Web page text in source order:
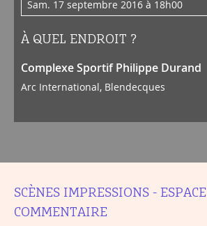
sam. 17 septembre 2016 à 18h00
À QUEL ENDROIT ?
Complexe Sportif Philippe Durand
Arc International, Blendecques
SCÈNES IMPRESSIONS - ESPACE
COMMENTAIRE